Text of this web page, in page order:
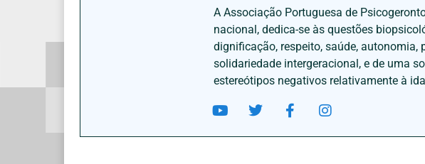
A Associação Portuguesa de
nacional, dedica-se às questões
dignificação, respeito, saúde,
solidariedade intergeracional, e de uma
estereótipos negativos relativamente à